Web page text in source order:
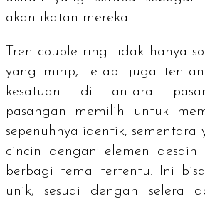
akan ikatan mereka.
Tren couple ring tidak hanya
yang mirip, tetapi juga
kesatuan di antara
pasangan memilih untuk
sepenuhnya identik,
cincin dengan elemen desain
berbagi tema tertentu. Ini
unik, sesuai dengan selera